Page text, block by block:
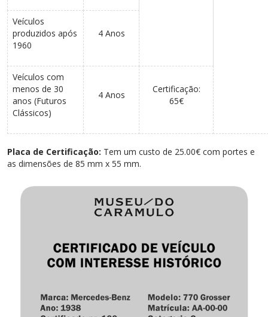
Veículos
produzidos após
1960
4 Anos
Veículos com
menos de 30
anos (Futuros
Clássicos)
4 Anos
Certificação:
65€
Placa de Certificação: Tem um custo de 25.00€ com portes e
as dimensões de 85 mm x 55 mm.